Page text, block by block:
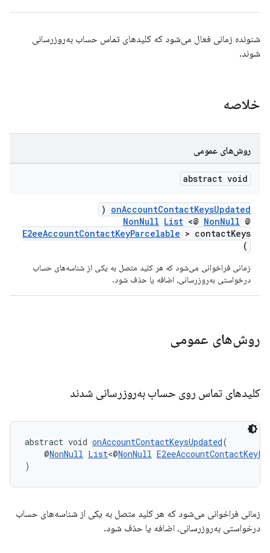
شنونده زمانی فعال می‌شود که کلیدهای تماس حساب به‌روزرسانی
شوند.
خلاصه
روش‌های عمومی
abstract void
onAccountContactKeysUpdated
(
@
NonNull List <@ NonNull
E2eeAccountContactKeyParcelable > contactKeys
)
زمانی فراخوانی می‌شود که هر کلید متصل به یکی از شناسه‌های حساب
درخواستی به‌روزرسانی، اضافه یا حذف شود.
روش‌های عمومی
کلیدهای تماس روی حساب به‌روزرسانی شدند
abstract void onAccountContactKeysUpdated(
@NonNull List<@NonNull
)
زمانی فراخوانی می‌شود که هر کلید متصل به یکی از شناسه‌های حساب
درخواستی به‌روزرسانی، اضافه یا حذف شود.